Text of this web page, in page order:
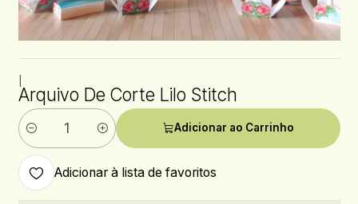
Arquivo De Corte Lilo Stitch
Quantidade
Adicionar ao Carrinho
Adicionar à lista de favoritos